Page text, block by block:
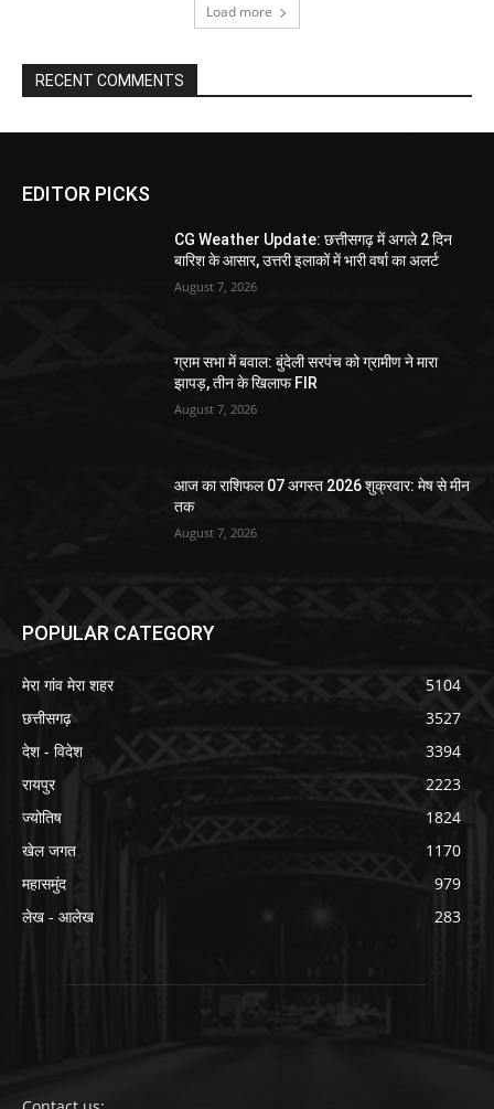
Load more
RECENT COMMENTS
EDITOR PICKS
CG Weather Update: छत्तीसगढ़ में अगले 2 दिन
बारिश के आसार, उत्तरी इलाकों में भारी वर्षा का अलर्ट
August 7, 2026
ग्राम सभा में बवाल: बुंदेली सरपंच को ग्रामीण ने मारा
झापड़, तीन के खिलाफ FIR
August 7, 2026
आज का राशिफल 07 अगस्त 2026 शुक्रवार: मेष से मीन
तक
August 7, 2026
POPULAR CATEGORY
मेरा गांव मेरा शहर
5104
छत्तीसगढ़
3527
देश - विदेश
3394
रायपुर
2223
ज्योतिष
1824
खेल जगत
1170
महासमुंद
979
लेख - आलेख
283